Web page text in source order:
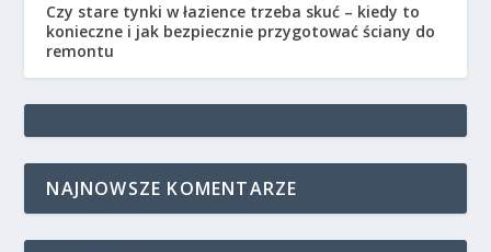
Czy stare tynki w łazience trzeba skuć – kiedy to
konieczne i jak bezpiecznie przygotować ściany do
remontu
NAJNOWSZE KOMENTARZE